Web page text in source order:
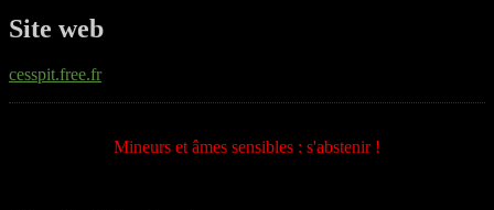
Site web
cesspit.free.fr
Mineurs et âmes sensibles : s'abstenir !